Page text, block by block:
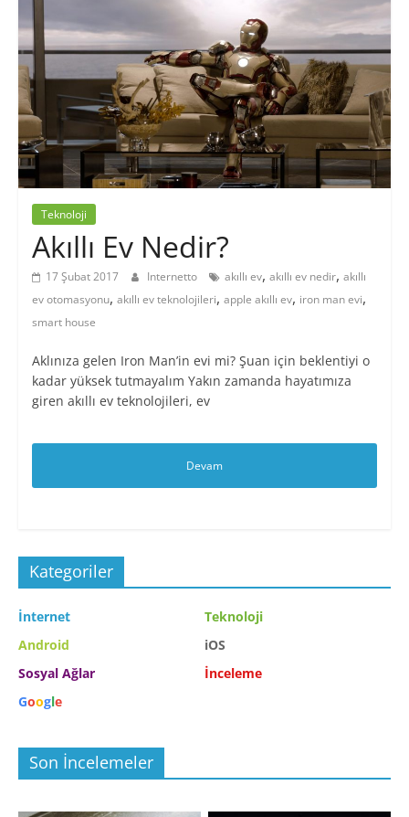
Blogu
Teknoloji
Akıllı Ev Nedir?
17 Şubat 2017 Internetto akıllı ev, akıllı ev nedir, akıllı
ev otomasyonu, akıllı ev teknolojileri, apple akıllı ev, iron man evi,
smart house
Aklınıza gelen Iron Man’in evi mi? Şuan için beklentiyi o
kadar yüksek tutmayalım Yakın zamanda hayatımıza
giren akıllı ev teknolojileri, ev
Devam
Kategoriler
İnternet
Teknoloji
Android
iOS
Sosyal Ağlar
İnceleme
Google
Son İncelemeler